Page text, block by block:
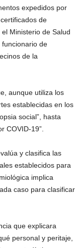
expedidos por
de
Ministerio de Salud
funcionario de
de la
aunque utiliza los
establecidas en los
social”, hasta
COVID-19”.
y clasifica las
establecidos para
implica
caso para clasificar
que explicara
personal y peritaje,